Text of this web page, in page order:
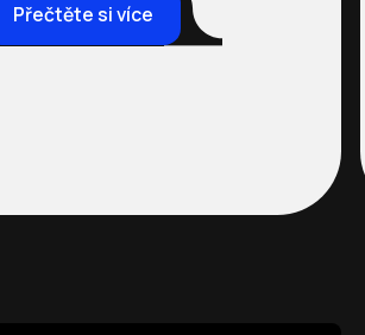
Přečtěte si více